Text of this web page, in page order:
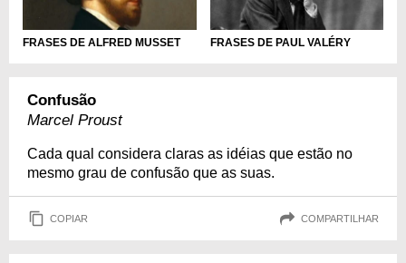
FRASES DE ALFRED MUSSET FRASES DE PAUL VALÉRY
Confusão
Marcel Proust
Cada qual considera claras as idéias que estão no
mesmo grau de confusão que as suas.
COPIAR COMPARTILHAR